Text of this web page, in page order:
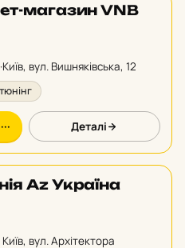
магазин VNB
·Київ, вул. Вишняківська, 12
Деталі
Az Україна
Київ, вул. Архітектора